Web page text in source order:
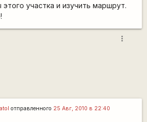
участка и изучить маршрут.
more_vert
отправленного 25 Авг, 2010 в 22:40